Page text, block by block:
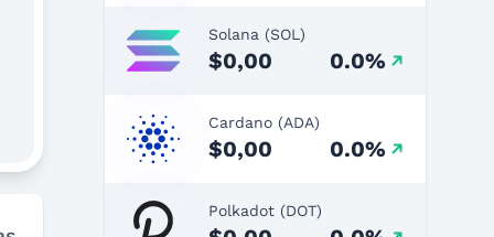
Solana (SOL)
$0,00 0.0%
Cardano (ADA)
$0,00 0.0%
Polkadot (DOT)